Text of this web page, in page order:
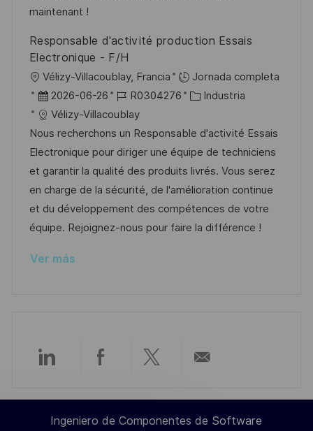
b
i
c
maintenant !
Responsable d'activité production Essais
Electronique - F/H
U
b
c
a
c
i
ó
n
Vélizy-Villacoublay, Francia
Jornada completa
F
e
c
h
a
d
e
p
b
2026-06-26
I
D
d
e
e
m
p
l
R0304276
C
t
e
g
o
r
í
Industria
Vélizy-Villacoublay
Nous recherchons un Responsable d'activité Essais
Electronique pour diriger une équipe de techniciens
et garantir la qualité des produits livrés. Vous serez
en charge de la sécurité, de l'amélioration continue
et du développement des compétences de votre
équipe. Rejoignez-nous pour faire la différence !
Ver más
Compartir
a
Compartir
a
Compartir
a
por
Ingeniero de Componentes de Software